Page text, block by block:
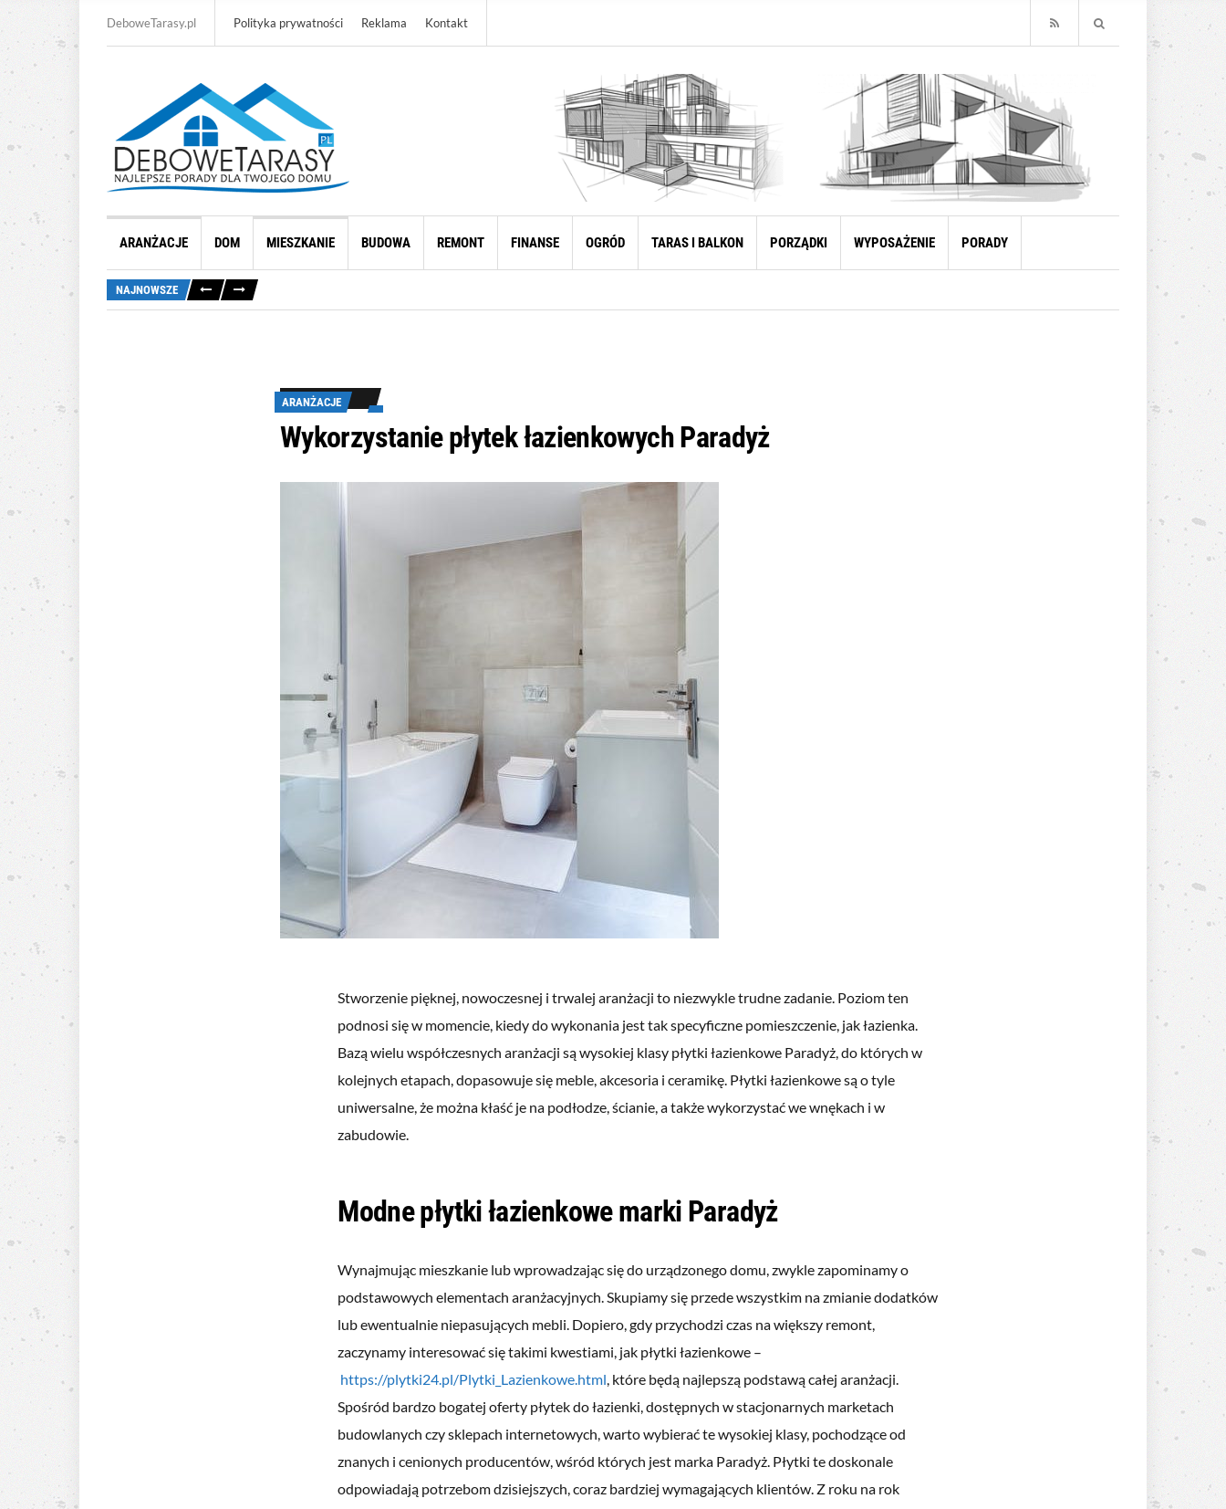
DeboweTarasy.pl Polityka prywatności Reklama Kontakt
ARANŻACJE DOM MIESZKANIE BUDOWA REMONT FINANSE OGRÓD TARAS I BALKON PORZĄDKI WYPOSAŻENIE PORADY
NAJNOWSZE
ARANŻACJE
Wykorzystanie płytek łazienkowych Paradyż
Stworzenie pięknej, nowoczesnej i trwalej aranżacji to niezwykle trudne zadanie. Poziom ten
podnosi się w momencie, kiedy do wykonania jest tak specyficzne pomieszczenie, jak łazienka.
Bazą wielu współczesnych aranżacji są wysokiej klasy płytki łazienkowe Paradyż, do których w
kolejnych etapach, dopasowuje się meble, akcesoria i ceramikę. Płytki łazienkowe są o tyle
uniwersalne, że można kłaść je na podłodze, ścianie, a także wykorzystać we wnękach i w
zabudowie.
Modne płytki łazienkowe marki Paradyż
Wynajmując mieszkanie lub wprowadzając się do urządzonego domu, zwykle zapominamy o
podstawowych elementach aranżacyjnych. Skupiamy się przede wszystkim na zmianie dodatków
lub ewentualnie niepasujących mebli. Dopiero, gdy przychodzi czas na większy remont,
zaczynamy interesować się takimi kwestiami, jak płytki łazienkowe –
https://plytki24.pl/Plytki_Lazienkowe.html , które będą najlepszą podstawą całej aranżacji.
Spośród bardzo bogatej oferty płytek do łazienki, dostępnych w stacjonarnych marketach
budowlanych czy sklepach internetowych, warto wybierać te wysokiej klasy, pochodzące od
znanych i cenionych producentów, wśród których jest marka Paradyż. Płytki te doskonale
odpowiadają potrzebom dzisiejszych, coraz bardziej wymagających klientów. Z roku na rok